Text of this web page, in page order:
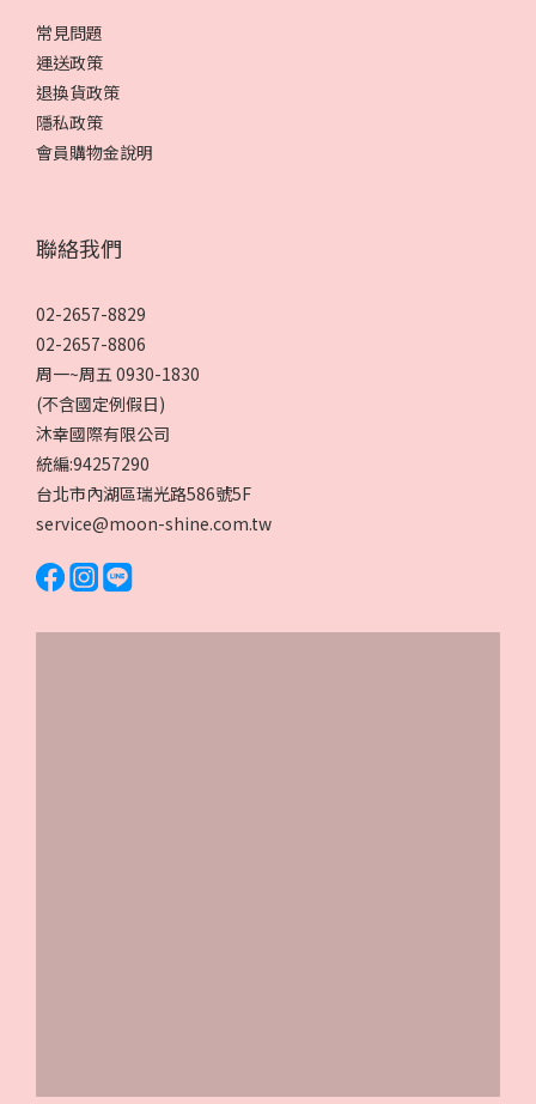
常見問題
運送政策
退換貨政策
隱私政策
會員購物金說明
聯絡我們
02-2657-8829
02-2657-8806
周一~周五 0930-1830
(不含國定例假日)
沐幸國際有限公司
統編:94257290
台北市內湖區瑞光路586號5F
service@moon-shine.com.tw